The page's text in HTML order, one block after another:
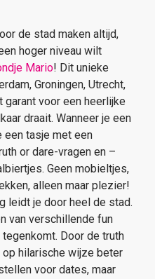
de stad maken altijd,
hoger niveau wilt
Mario! Dit unieke
Groningen, Utrecht,
garant voor een heerlijke
draait. Wanneer je een
een tasje met een
or dare-vragen en –
Geen mobieltjes,
alleen maar plezier!
leidt je door heel de stad.
van verschillende fun
Door de truth
op hilarische wijze beter
voor dates, maar